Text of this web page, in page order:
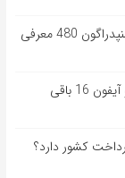
گوشی اقتصادی آنر پلی 6C با نمایشگر 90 هرتزی و اسنپدراگون 480 معرفی
کوالکام احتمالا تامین‌کننده مودم 5G سری آیفون 15 و آیفون 16 باقی
کشور دارد؟